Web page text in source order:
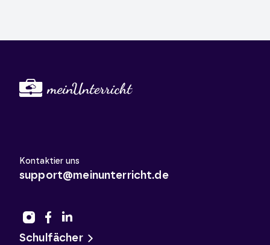
Kontaktier uns
support@meinunterricht.de
Schulfächer